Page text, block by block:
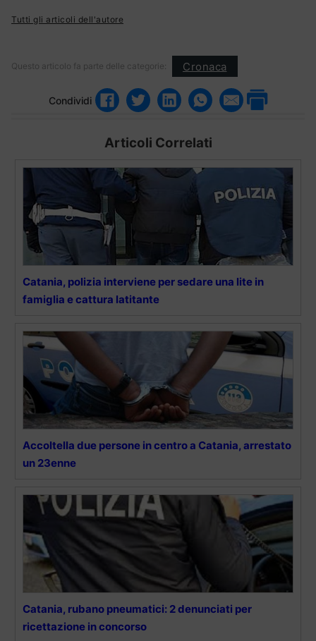
Tutti gli articoli dell'autore
Questo articolo fa parte delle categorie: Cronaca
Condividi
Articoli Correlati
Catania, polizia interviene per sedare una lite in
famiglia e cattura latitante
Accoltella due persone in centro a Catania, arrestato
un 23enne
Catania, rubano pneumatici: 2 denunciati per
ricettazione in concorso